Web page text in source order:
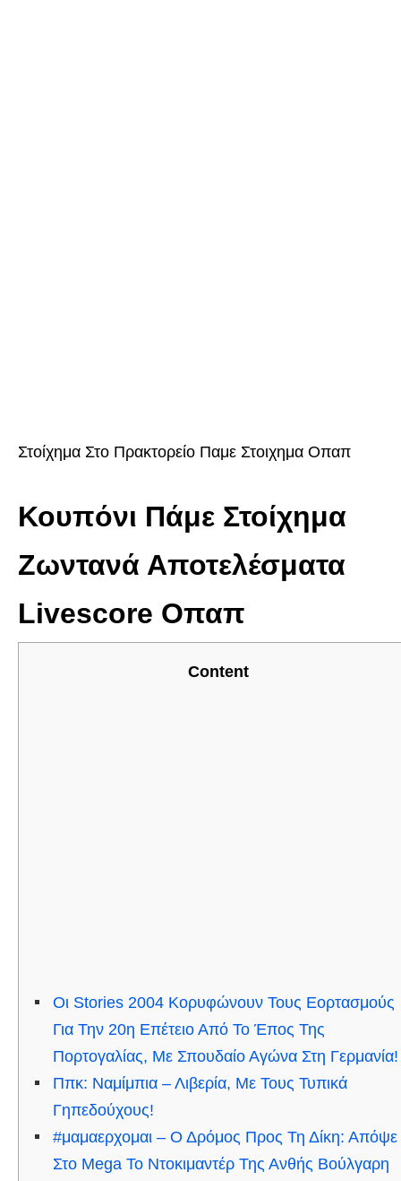
Στοίχημα Στο Πρακτορείο Παμε Στοιχημα Οπαπ
Κουπόνι Πάμε Στοίχημα
Ζωντανά Αποτελέσματα
Livescore Οπαπ
Content
Οι Stories 2004 Κορυφώνουν Τους Εορτασμούς
Για Την 20η Επέτειο Από Το Έπος Της
Πορτογαλίας, Με Σπουδαίο Αγώνα Στη Γερμανία!
Ππκ: Ναμίμπια – Λιβερία, Με Τους Τυπικά
Γηπεδούχους!
#μαμαερχομαι – Ο Δρόμος Προς Τη Δίκη: Απόψε
Στο Mega Το Ντοκιμαντέρ Της Ανθής Βούλγαρη